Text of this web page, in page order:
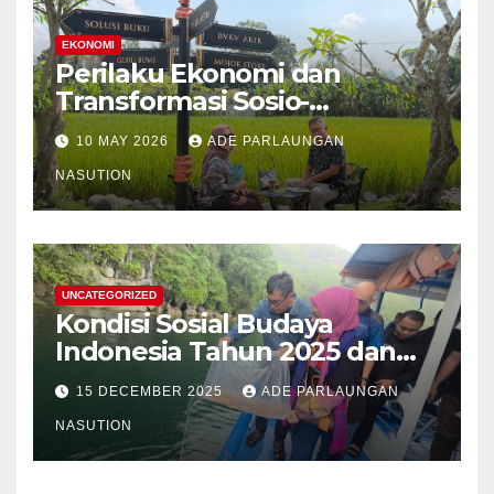
EKONOMI
Perilaku Ekonomi dan
Transformasi Sosio-
Struktural Masyarakat Agraris
Sumatera Utara: Analisis
Komparatif Sektor
Perkebunan Kelapa Sawit,
Tanaman Palawija, dan Hasil
Hutan Bukan Kayu
10 MAY 2026 ADE PARLAUNGAN
NASUTION
UNCATEGORIZED
Kondisi Sosial Budaya
Indonesia Tahun 2025 dan
Proyeksi Strategis Tahun
2026
15 DECEMBER 2025 ADE PARLAUNGAN
NASUTION